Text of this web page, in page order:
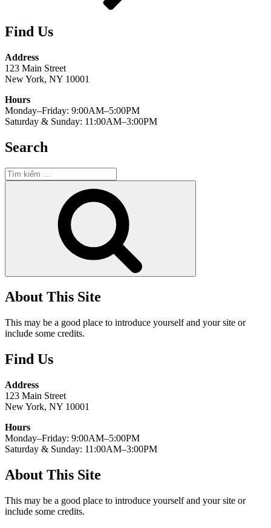
Find Us
Address
123 Main Street
New York, NY 10001
Hours
Monday–Friday: 9:00AM–5:00PM
Saturday & Sunday: 11:00AM–3:00PM
Search
Tìm
kiếm:
About This Site
This may be a good place to introduce yourself and your site or
include some credits.
Find Us
Address
123 Main Street
New York, NY 10001
Hours
Monday–Friday: 9:00AM–5:00PM
Saturday & Sunday: 11:00AM–3:00PM
About This Site
This may be a good place to introduce yourself and your site or
include some credits.